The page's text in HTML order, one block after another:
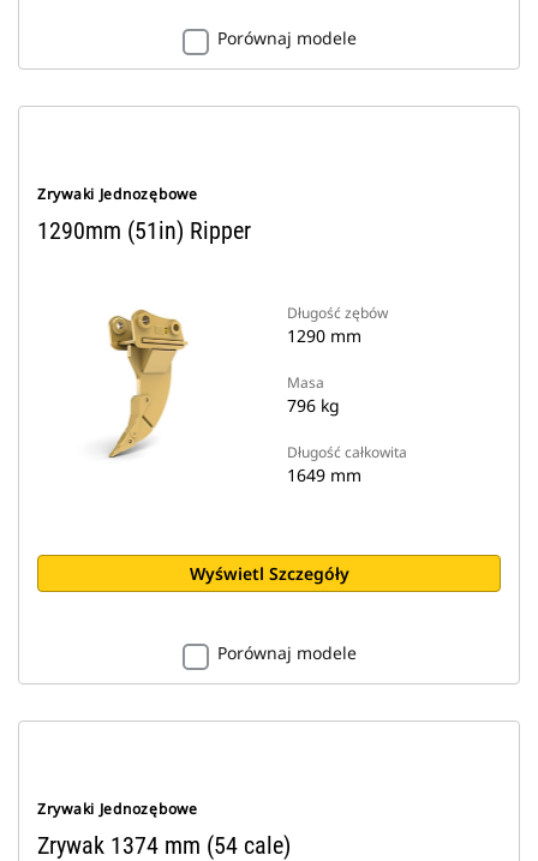
Porównaj modele
Zrywaki Jednozębowe
1290mm (51in) Ripper
Długość zębów
1290 mm
Masa
796 kg
Długość całkowita
1649 mm
Wyświetl Szczegóły
Porównaj modele
Zrywaki Jednozębowe
Zrywak 1374 mm (54 cale)